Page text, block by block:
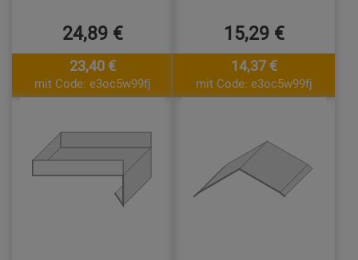
24,89 €
23,40 €
mit Code: e3oc5w99fj
15,29 €
14,37 €
mit Code: e3oc5w99fj